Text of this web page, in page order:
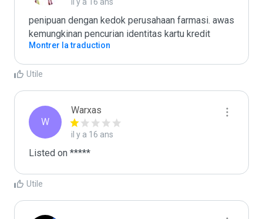
penipuan dengan kedok perusahaan farmasi. awas
kemungkinan pencurian identitas kartu kredit
Montrer la traduction
Utile
W
Warxas
il y a 16 ans
Listed on *****
Utile